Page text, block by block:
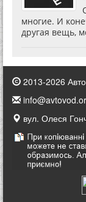
многие. И
другая вещь,
2013-2026
вул. Олеся